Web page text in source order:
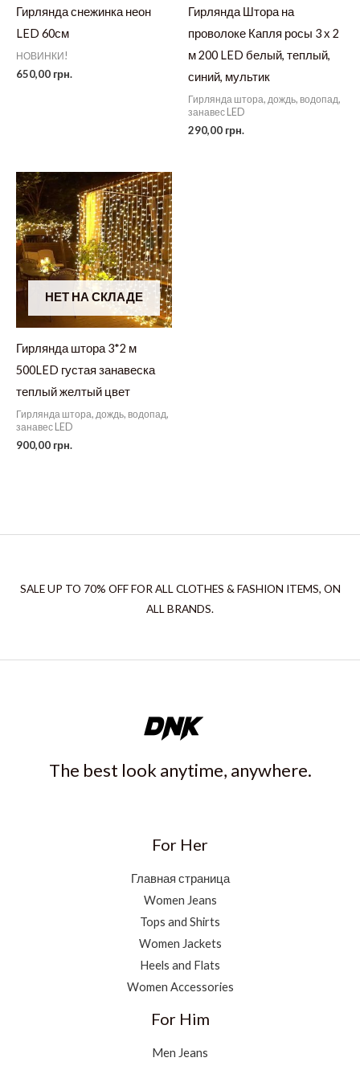
Гирлянда снежинка неон
LED 60см
НОВИНКИ!
650,00 грн.
Гирлянда Штора на
проволоке Капля росы 3 х 2
м 200 LED белый, теплый,
синий, мультик
Гирлянда штора, дождь, водопад,
занавес LED
290,00 грн.
НЕТ НА СКЛАДЕ
Гирлянда штора 3*2 м
500LED густая занавеска
теплый желтый цвет
Гирлянда штора, дождь, водопад,
занавес LED
900,00 грн.
SALE UP TO 70% OFF FOR ALL CLOTHES & FASHION ITEMS, ON
ALL BRANDS.
The best look anytime, anywhere.
For Her
Главная страница
Women Jeans
Tops and Shirts
Women Jackets
Heels and Flats
Women Accessories
For Him
Men Jeans